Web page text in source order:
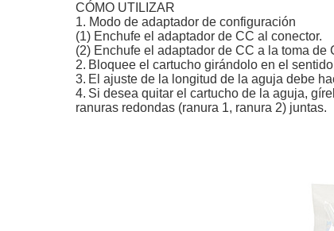
CÓMO UTILIZAR
1. Modo de adaptador de configuración
(1) Enchufe el adaptador de CC al conector.
(2) Enchufe el adaptador de CC a la toma de
2. Bloquee el cartucho girándolo en el
3. El ajuste de la longitud de la aguja debe
4. Si desea quitar el cartucho de la aguja,
ranuras redondas (ranura 1, ranura 2) juntas.